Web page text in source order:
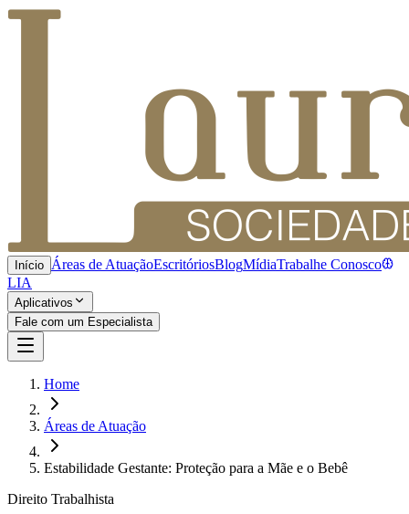
Início Áreas de AtuaçãoEscritóriosBlogMídiaTrabalhe Conosco
LIA
Aplicativos
Fale com um Especialista
Home
Áreas de Atuação
Estabilidade Gestante: Proteção para a Mãe e o Bebê
Direito Trabalhista